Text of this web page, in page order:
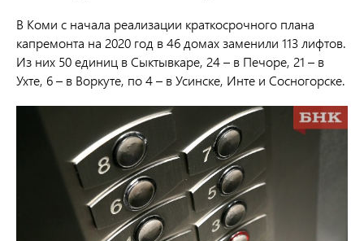
В Коми с начала реализации краткосрочного плана
капремонта на 2020 год в 46 домах заменили 113 лифтов.
Из них 50 единиц в Сыктывкаре, 24 – в Печоре, 21 – в
Ухте, 6 – в Воркуте, по 4 – в Усинске, Инте и Сосногорске.